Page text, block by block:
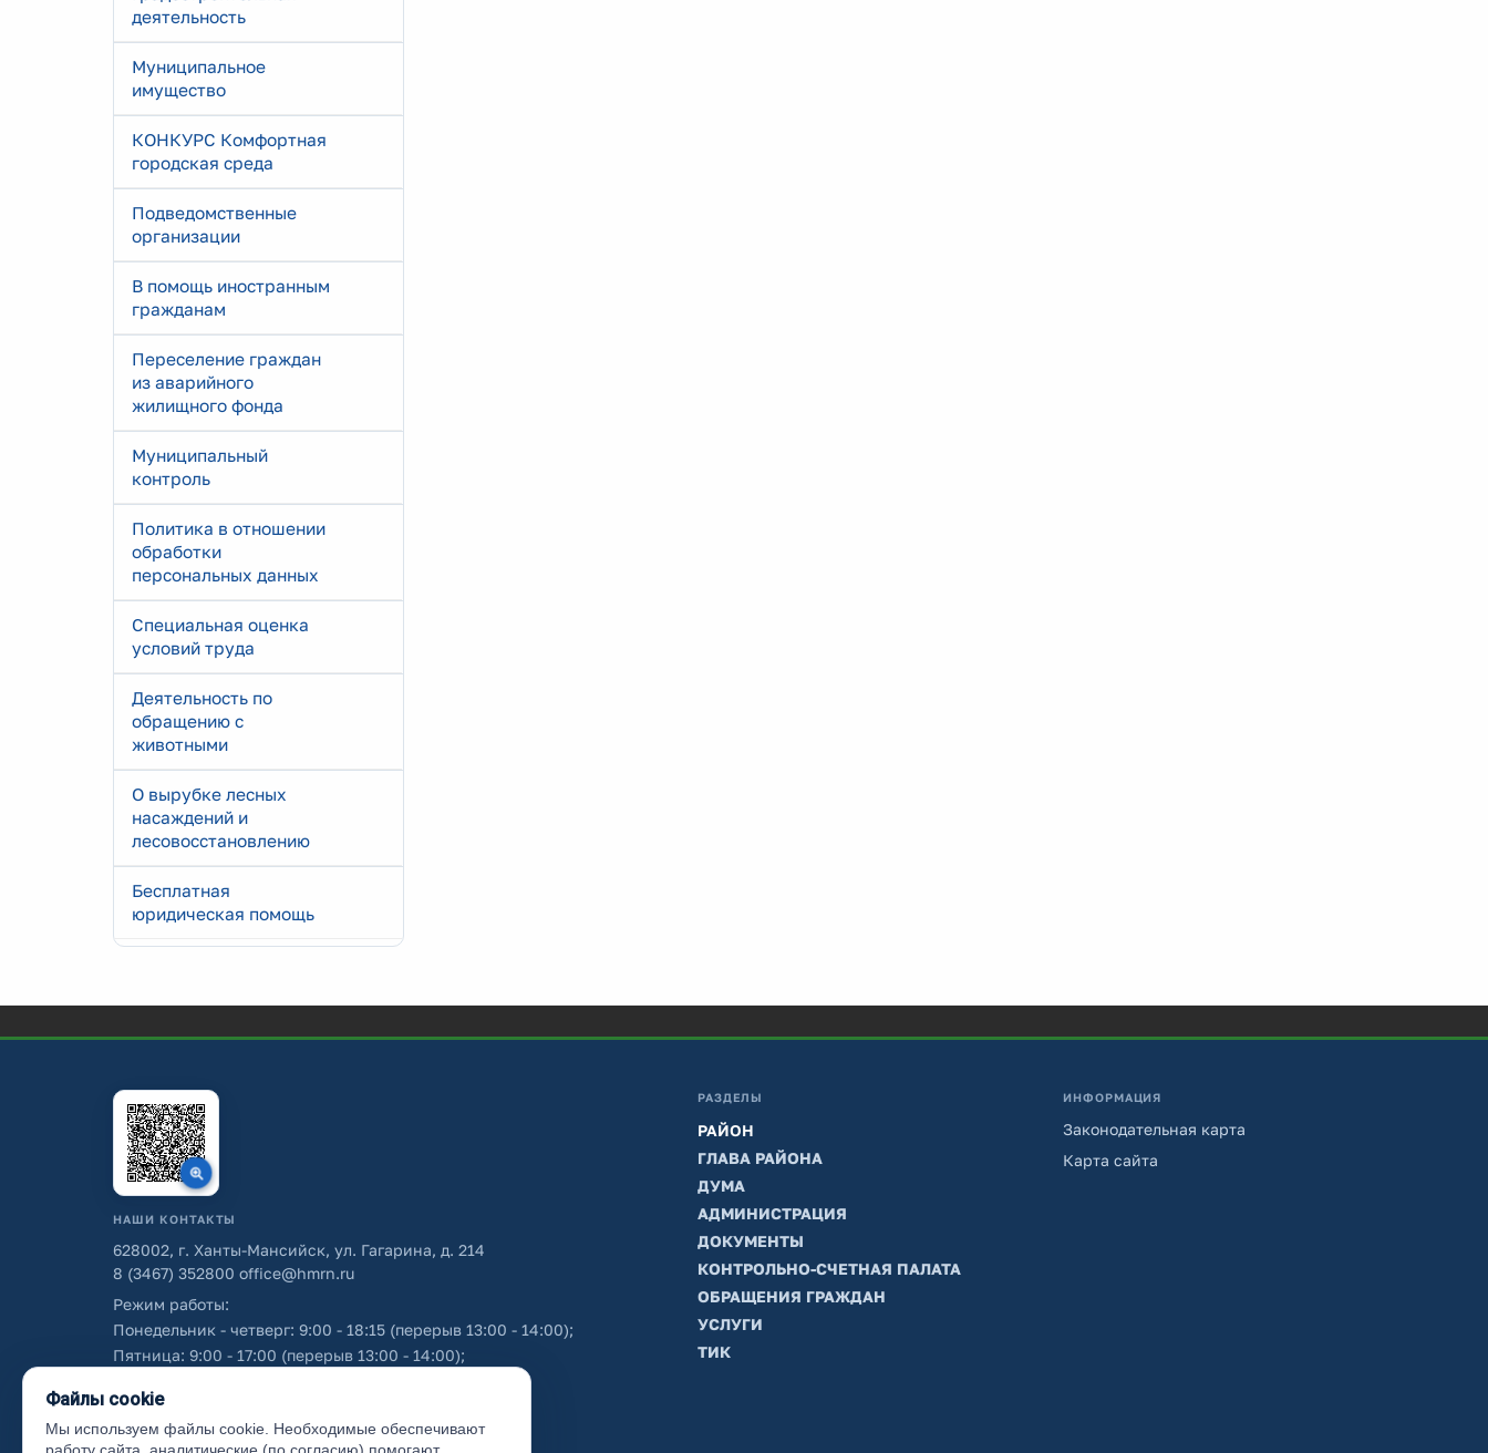
деятельность
Муниципальное
имущество
КОНКУРС Комфортная
городская среда
Подведомственные
организации
В помощь иностранным
гражданам
Переселение граждан
из аварийного
жилищного фонда
Муниципальный
контроль
Политика в отношении
обработки
персональных данных
Специальная оценка
условий труда
Деятельность по
обращению с
животными
О вырубке лесных
насаждений и
лесовосстановлению
Бесплатная
юридическая помощь
НАШИ КОНТАКТЫ
628002, г. Ханты-Мансийск, ул. Гагарина, д. 214
8 (3467) 352800 office@hmrn.ru
Режим работы:
Понедельник - четверг: 9:00 - 18:15 (перерыв 13:00 - 14:00);
Пятница: 9:00 - 17:00 (перерыв 13:00 - 14:00);
Об использовании персональных данных
РАЗДЕЛЫ
РАЙОН
ГЛАВА РАЙОНА
ДУМА
АДМИНИСТРАЦИЯ
ДОКУМЕНТЫ
КОНТРОЛЬНО-СЧЕТНАЯ ПАЛАТА
ОБРАЩЕНИЯ ГРАЖДАН
УСЛУГИ
ТИК
ИНФОРМАЦИЯ
Законодательная карта
Карта сайта
Файлы cookie
Мы используем файлы cookie. Необходимые обеспечивают